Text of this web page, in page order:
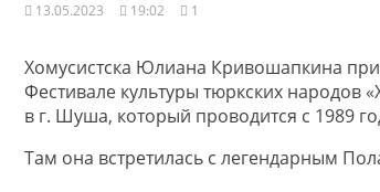
13.05.2023 19:02 1
Хомусистска Юлиана Кривошапкина
Фестивале культуры тюркских
в г. Шуша, который проводится с 1989
Там она встретилась с легендарным